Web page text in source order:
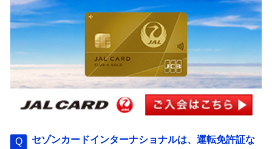
セゾンカードインターナショナルは、運転免許証な